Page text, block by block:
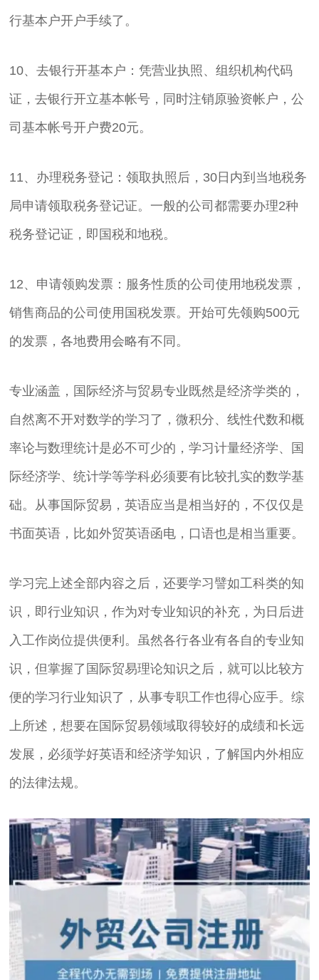
行基本户开户手续了。
10、去银行开基本户：凭营业执照、组织机构代码
证，去银行开立基本帐号，同时注销原验资帐户，公
司基本帐号开户费20元。
11、办理税务登记：领取执照后，30日内到当地税务
局申请领取税务登记证。一般的公司都需要办理2种
税务登记证，即国税和地税。
12、申请领购发票：服务性质的公司使用地税发票，
销售商品的公司使用国税发票。开始可先领购500元
的发票，各地费用会略有不同。
专业涵盖，国际经济与贸易专业既然是经济学类的，
自然离不开对数学的学习了，微积分、线性代数和概
率论与数理统计是必不可少的，学习计量经济学、国
际经济学、统计学等学科必须要有比较扎实的数学基
础。从事国际贸易，英语应当是相当好的，不仅仅是
书面英语，比如外贸英语函电，口语也是相当重要。
学习完上述全部内容之后，还要学习譬如工科类的知
识，即行业知识，作为对专业知识的补充，为日后进
入工作岗位提供便利。虽然各行各业有各自的专业知
识，但掌握了国际贸易理论知识之后，就可以比较方
便的学习行业知识了，从事专职工作也得心应手。综
上所述，想要在国际贸易领域取得较好的成绩和长远
发展，必须学好英语和经济学知识，了解国内外相应
的法律法规。